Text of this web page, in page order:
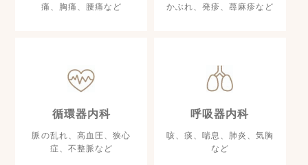
痛、胸痛、腰痛など
かぶれ、発疹、蕁麻疹など
循環器内科
脈の乱れ、高血圧、狭心
症、不整脈など
呼吸器内科
咳、痰、喘息、肺炎、気胸
など